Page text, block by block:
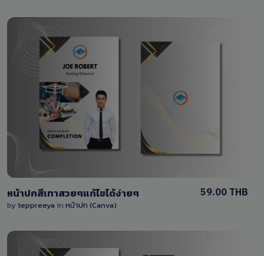
หน้าปกสีเทาสวยๆแก้ไขได้ง่ายๆ
by teppreeya in หน้าปก (Canva)
59.00 THB